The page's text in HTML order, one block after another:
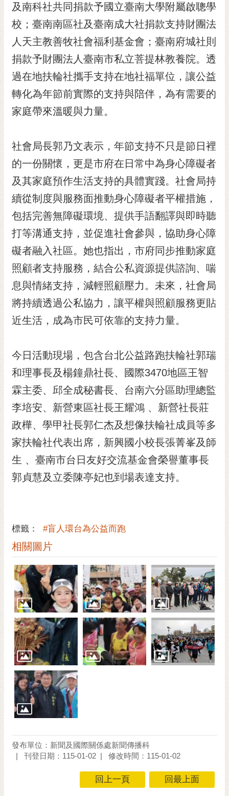
料
開
放
宣
告
市
交
通
及南科社共同捐款予國立臺南大學附屬啟聰學
校；臺南南區社及臺南成大社捐款支持財團法
人天主教善牧社會福利基金會；臺南府城社則
捐款予財團法人臺南市私立菩提林教養院。透
過在地扶輪社攜手支持在地社福單位，讓公益
轉化為年節前實際的支持與陪伴，為有需要的
家庭帶來溫暖與力量。
社會局長郭乃文表示，年節支持不只是節日裡
的一份關懷，更是市府在日常中為身心障礙者
及其家庭預作生活支持的具體實踐。社會局持
續從制度與服務面推動身心障礙者平權措施，
包括完善無障礙環境、提供手語翻譯與即時聽
打等溝通支持，並促進社會參與，協助身心障
礙者融入社區。她也指出，市府同步推動家庭
照顧者支持服務，結合公私資源提供諮詢、喘
息與情緒支持，減輕照顧壓力。未來，社會局
將持續透過公私協力，讓平權與照顧服務更貼
近生活，成為市民可依靠的支持力量。
今日活動現場，包含台北公益路跑扶輪社郭瑞
和理事長及楊鐘鼎社長、國際3470地區王智
霖主委、邱全成秘書長、台南六分區助理總監
李培安、新營東區社長王耀鴻 、新營社長莊
政樺、學甲社長郭仁杰及想像扶輪社成員等多
家扶輪社代表出席，新興國小校長張菁峯及師
生 、臺南市台日友好交流基金會榮譽董事長
郭貞慧及立委陳亭妃也到場表達支持。
標籤： #盲人環台為公益而跑
相關圖片
發布單位：新聞及國際關係處新聞傳播科
刊登日期：115-01-02
修改時間：115-01-02
回上一頁 回最上面